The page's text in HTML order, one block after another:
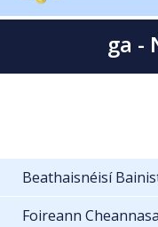
ga -
Beathaisnéisí
Foireann